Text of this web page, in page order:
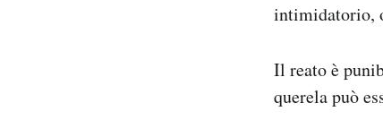
intimidatorio,
Il reato è
querela può